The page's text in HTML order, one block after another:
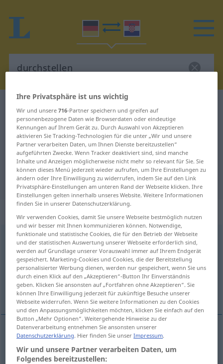
Deutsch-Kroatisch Übersetzung für
"durchstellen"
"durchstellen" Kroatisch
Übersetzung
„durchstellen“
durchstellen < trennb;-ge->
Übersicht aller Übersetzungen
(Für mehr Details die Übersetzung anklicken/antippen)
spojiti
durchstellen
Ihre Privatsphäre ist uns wichtig
Wir und unsere716-Partner speichern und greifen auf
personenbezogene Daten wie Browserdaten oder eindeutige
Kennungen auf Ihrem Gerät zu. Durch Auswahl von Akzeptieren
aktivieren Sie Tracking-Technologien für die unter „Wir und unsere
Partner verarbeiten Daten, um Ihnen Dienste bereitzustellen“
aufgeführten Zwecke. Wenn Tracker deaktiviert sind, sind manche
Inhalte und Anzeigen möglicherweise nicht mehr so relevant für Sie. Sie
können dieses Menü jederzeit wieder aufrufen, um Ihre Einstellungen zu
ändern oder Ihre Einwilligung zu widerrufen, indem Sie auf den Link
Privatsphäre-Einstellungen am unteren Rand der Webseite klicken. Ihre
Einstellungen gelten innerhalb unseres Website. Weitere Informationen
finden Sie in unserer Datenschutzerklärung.
Wir verwenden Cookies, damit Sie unsere Webseite bestmöglich nutzen
und wir besser mit Ihnen kommunizieren können. Notwendige,
funktionale und statistische Cookies, die für den Betrieb der Webseite
und der statistischen Auswertung unserer Webseite erforderlich sind,
werden auf Grundlage unserer Vorauswahl immer auf Ihrem Endgerät
gespeichert. Marketing-Cookies und Cookies, die der Bereitstellung
personalisierter Werbung dienen, werden nur gespeichert, wenn Sie uns
durch einen Klick auf den „Akzeptieren“-Button Ihr Einverständnis
geben. Klicken Sie ansonsten auf „Fortfahren ohne Akzeptieren“. Sie
können Ihre Einwilligung jederzeit für zukünftige Besuche unserer
Webseite widerrufen. Wenn Sie weitere Informationen zu den Cookies
und den Anpassungsmöglichkeiten möchten, klicken Sie einfach auf den
Button „Mehr Optionen“. Weitergehende Hinweise zu der
Datenverarbeitung entnehmen Sie ansonsten unserer
Datenschutzerklärung. Hier finden Sie unserImpressum.
Wir und unsere Partner verarbeiten Daten, um
Folgendes bereitzustellen: